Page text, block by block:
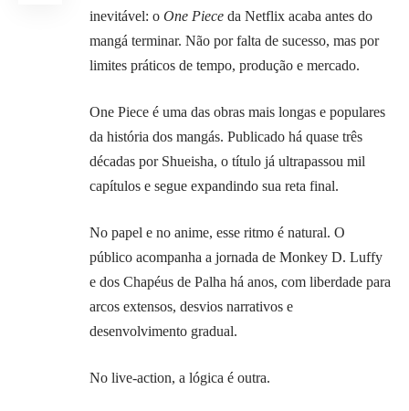
inevitável: o One Piece da Netflix acaba antes do
mangá terminar. Não por falta de sucesso, mas por
limites práticos de tempo, produção e mercado.
One Piece é uma das obras mais longas e populares
da história dos mangás. Publicado há quase três
décadas por Shueisha, o título já ultrapassou mil
capítulos e segue expandindo sua reta final.
No papel e no anime, esse ritmo é natural. O
público acompanha a jornada de Monkey D. Luffy
e dos Chapéus de Palha há anos, com liberdade para
arcos extensos, desvios narrativos e
desenvolvimento gradual.
No live-action, a lógica é outra.